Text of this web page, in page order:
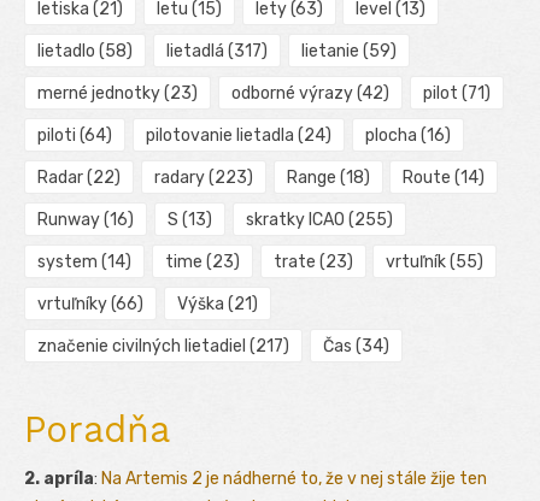
letiska (21) letu (15) lety(63) level (13)
lietadlo (58) lietadlá (317) lietanie (59)
merné jednotky(23) odborné výrazy(42) pilot (71)
piloti (64) pilotovanie lietadla (24) plocha (16)
Radar(22) radary(223) Range (18) Route (14)
Runway(16) S (13) skratky ICAO (255)
system (14) time (23) trate (23) vrtuľník(55)
vrtuľníky(66) Výška (21)
značenie civilných lietadiel (217) Čas (34)
Poradňa
2. apríla: Na Artemis 2 je nádherné to, že v nej stále žije ten